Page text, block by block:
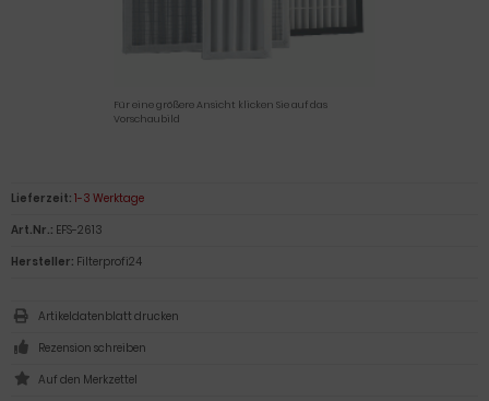
Für eine größere Ansicht klicken Sie auf das
Vorschaubild
Lieferzeit: 1-3 Werktage
Art.Nr.: EFS-2613
Hersteller: Filterprofi24
Artikeldatenblatt drucken
Rezension schreiben